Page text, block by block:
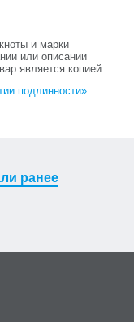
и марки
или описании
является копией.
подлинности».
ранее